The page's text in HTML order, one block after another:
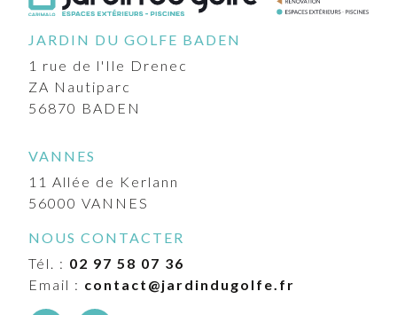
JARDIN DU GOLFE BADEN
1 rue de l'Ile Drenec
ZA Nautiparc
56870 BADEN
VANNES
11 Allée de Kerlann
56000 VANNES
NOUS CONTACTER
Tél. : 02 97 58 07 36
Email : contact@jardindugolfe.fr